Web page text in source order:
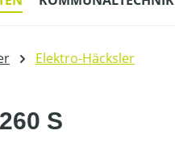
Elektro-Häcksler
S